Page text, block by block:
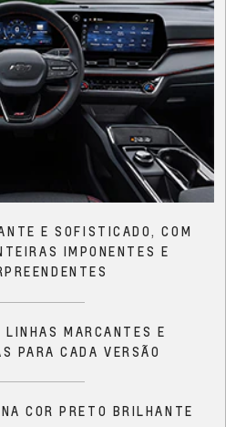
E SOFISTICADO, COM
IMPONENTES E
LINHAS MARCANTES E
PARA CADA VERSÃO
COR PRETO BRILHANTE